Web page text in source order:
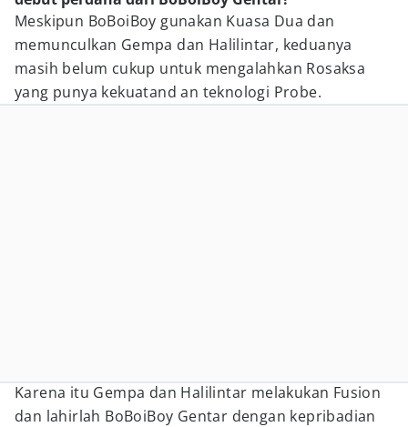
Meskipun BoBoiBoy gunakan Kuasa Dua dan
memunculkan Gempa dan Halilintar, keduanya
masih belum cukup untuk mengalahkan Rosaksa
yang punya kekuatand an teknologi Probe.
Karena itu Gempa dan Halilintar melakukan Fusion
dan lahirlah BoBoiBoy Gentar dengan kepribadian